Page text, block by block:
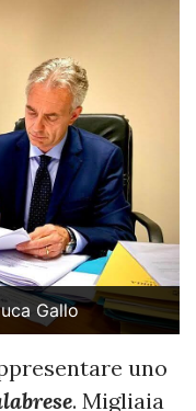
Gallo
uno
. Migliaia